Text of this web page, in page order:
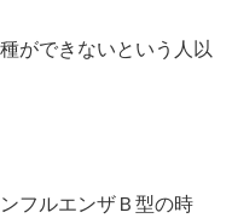
ができないという人以
フルエンザＢ型の時